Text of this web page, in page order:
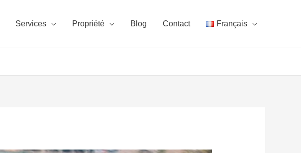
Services Propriété Blog Contact Français